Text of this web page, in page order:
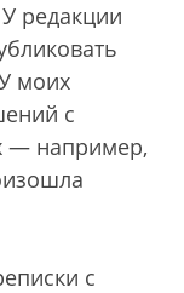
редакции
моих
с
— например,
с